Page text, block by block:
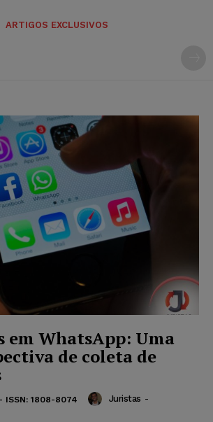
ARTIGOS EXCLUSIVOS
em WhatsApp: Uma
de coleta de
ISSN: 1808-8074 Juristas -